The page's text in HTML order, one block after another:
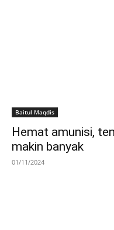
Baitul Maqdis
Hemat amunisi,
makin banyak
01/11/2024